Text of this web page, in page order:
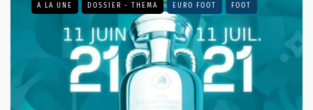
A LA UNE DOSSIER - THEMA EURO FOOT FOOT